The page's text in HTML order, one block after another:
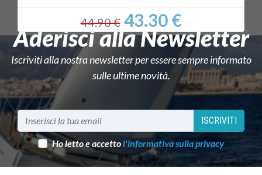
44.90 €43.30 €
Aderisci alla Newsletter
Iscriviti alla nostra newsletter per essere sempre informato
sulle ultime novità.
ISCRIVITI
Ho letto e accettol'informativa sulla privacy